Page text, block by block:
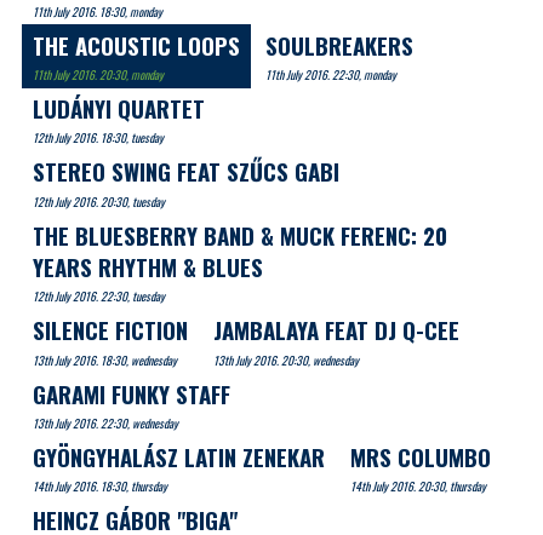
11th July 2016. 18:30, monday
THE ACOUSTIC LOOPS
11th July 2016. 20:30, monday
SOULBREAKERS
11th July 2016. 22:30, monday
LUDÁNYI QUARTET
12th July 2016. 18:30, tuesday
STEREO SWING FEAT SZŰCS GABI
12th July 2016. 20:30, tuesday
THE BLUESBERRY BAND & MUCK FERENC: 20
YEARS RHYTHM & BLUES
12th July 2016. 22:30, tuesday
SILENCE FICTION
13th July 2016. 18:30, wednesday
JAMBALAYA FEAT DJ Q-CEE
13th July 2016. 20:30, wednesday
GARAMI FUNKY STAFF
13th July 2016. 22:30, wednesday
GYÖNGYHALÁSZ LATIN ZENEKAR
14th July 2016. 18:30, thursday
MRS COLUMBO
14th July 2016. 20:30, thursday
HEINCZ GÁBOR "BIGA"